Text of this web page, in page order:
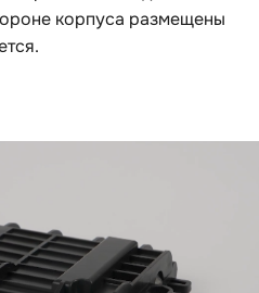
корпуса размещены